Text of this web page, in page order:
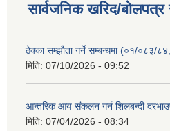
सार्वजनिक खरिद/
ठेक्का सम्झौता गर्ने सम्बन्धमा (०१/०८३/
मिति: 07/10/2026 - 09:52
आन्तरिक आय संकलन गर्न शिलबन्दी
मिति: 07/04/2026 - 08:34